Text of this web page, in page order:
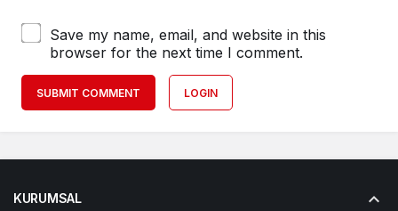
Save my name, email, and website in this
browser for the next time I comment.
SUBMIT COMMENT LOGIN
KURUMSAL